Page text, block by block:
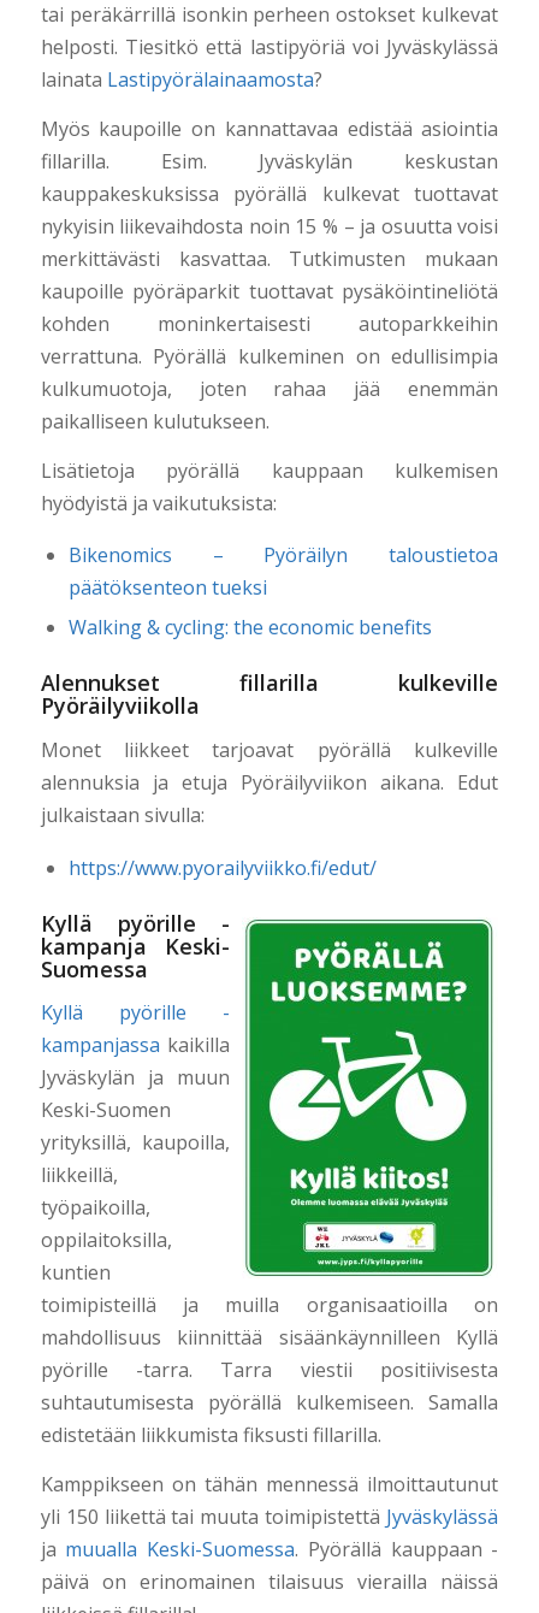
tai peräkärrillä isonkin perheen ostokset kulkevat
helposti. Tiesitkö että lastipyöriä voi Jyväskylässä
lainata Lastipyörälainaamosta?
Myös kaupoille on kannattavaa edistää asiointia
fillarilla. Esim. Jyväskylän keskustan
kauppakeskuksissa pyörällä kulkevat tuottavat
nykyisin liikevaihdosta noin 15 % – ja osuutta voisi
merkittävästi kasvattaa. Tutkimusten mukaan
kaupoille pyöräparkit tuottavat pysäköintineliötä
kohden moninkertaisesti autoparkkeihin
verrattuna. Pyörällä kulkeminen on edullisimpia
kulkumuotoja, joten rahaa jää enemmän
paikalliseen kulutukseen.
Lisätietoja pyörällä kauppaan kulkemisen
hyödyistä ja vaikutuksista:
Bikenomics – Pyöräilyn taloustietoa
päätöksenteon tueksi
Walking & cycling: the economic benefits
Alennukset fillarilla kulkeville
Pyöräilyviikolla
Monet liikkeet tarjoavat pyörällä kulkeville
alennuksia ja etuja Pyöräilyviikon aikana. Edut
julkaistaan sivulla:
https://www.pyorailyviikko.fi/edut/
Kyllä pyörille -
kampanja Keski-
Suomessa
Kyllä pyörille -
kampanjassa kaikilla
Jyväskylän ja muun
Keski-Suomen
yrityksillä, kaupoilla,
liikkeillä,
työpaikoilla,
oppilaitoksilla,
kuntien
toimipisteillä ja muilla organisaatioilla on
mahdollisuus kiinnittää sisäänkäynnilleen Kyllä
pyörille -tarra. Tarra viestii positiivisesta
suhtautumisesta pyörällä kulkemiseen. Samalla
edistetään liikkumista fiksusti fillarilla.
Kamppikseen on tähän mennessä ilmoittautunut
yli 150 liikettä tai muuta toimipistettä Jyväskylässä
ja muualla Keski-Suomessa. Pyörällä kauppaan -
päivä on erinomainen tilaisuus vierailla näissä